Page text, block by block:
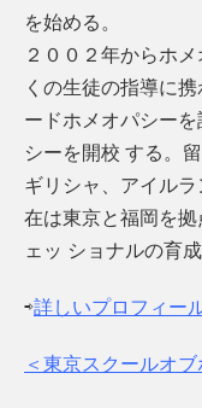
を始める。
２００２年からホ
くの生徒の指導に
ードホメオパシー
シーを開校 する。
ギリシャ、アイル
在は東京と福岡を
ェッ ショナルの育
⇨詳しいプロフィー
＜東京スクールオ